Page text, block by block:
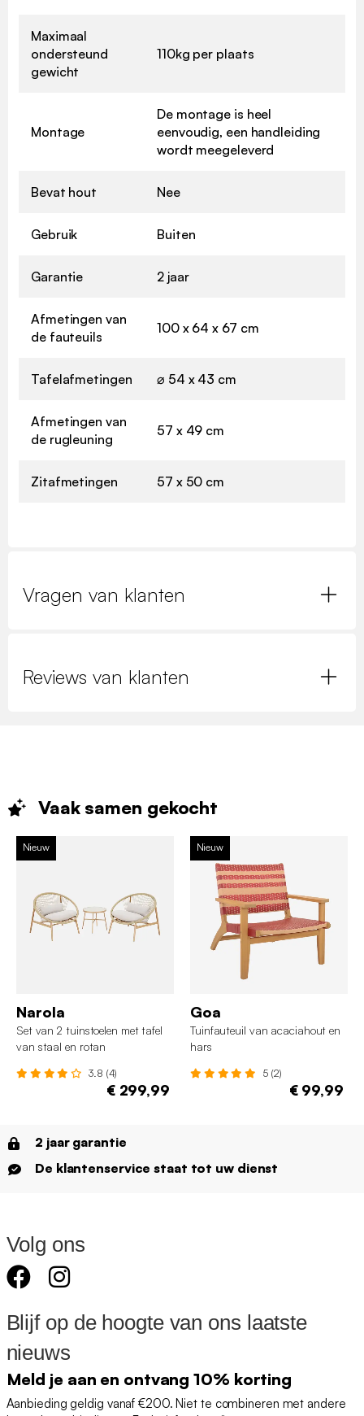
Maximaal
ondersteund
gewicht
110kg per plaats
Montage
De montage is heel
eenvoudig, een handleiding
wordt meegeleverd
Bevat hout Nee
Gebruik Buiten
Garantie 2 jaar
Afmetingen van
de fauteuils
100 x 64 x 67 cm
Tafelafmetingen ⌀ 54 x 43 cm
Afmetingen van
de rugleuning
57 x 49 cm
Zitafmetingen 57 x 50 cm
Vragen van klanten
Reviews van klanten
Vaak samen gekocht
Nieuw
Narola
Set van 2 tuinstoelen met tafel
van staal en rotan
3.8 (4)
€ 299,99
Nieuw
Goa
Tuinfauteuil van acaciahout en
hars
5 (2)
€ 99,99
2 jaar garantie
De klantenservice staat tot uw dienst
Volg ons
Blijf op de hoogte van ons laatste
nieuws
Meld je aan en ontvang 10% korting
Aanbieding geldig vanaf €200. Niet te combineren met andere